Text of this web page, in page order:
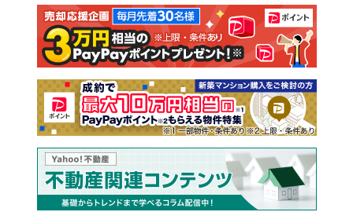
注文住宅 土地
売却査定